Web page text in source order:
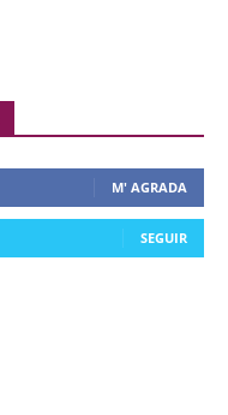
M' AGRADA
SEGUIR